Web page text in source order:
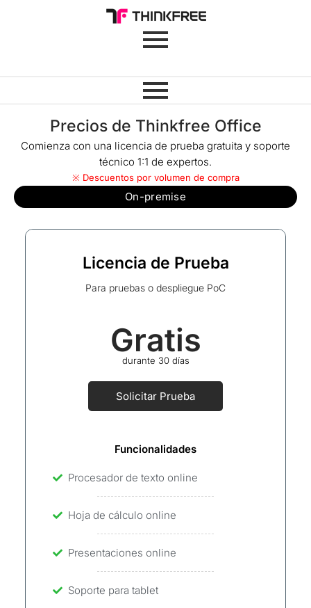
Precios de Thinkfree Office
Comienza con una licencia de prueba gratuita y soporte
técnico 1:1 de expertos.
※ Descuentos por volumen de compra
On-premise
Licencia de Prueba
Para pruebas o despliegue PoC
Gratis
durante 30 días
Solicitar Prueba
Funcionalidades
Procesador de texto online
Hoja de cálculo online
Presentaciones online
Soporte para tablet